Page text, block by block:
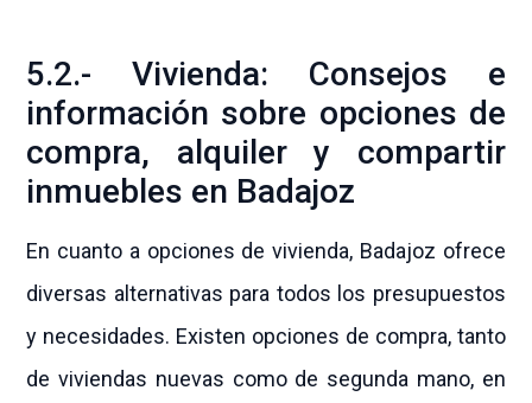
5.2.- Vivienda: Consejos e
información sobre opciones de
compra, alquiler y compartir
inmuebles en Badajoz
En cuanto a opciones de vivienda, Badajoz ofrece
diversas alternativas para todos los presupuestos
y necesidades. Existen opciones de compra, tanto
de viviendas nuevas como de segunda mano, en